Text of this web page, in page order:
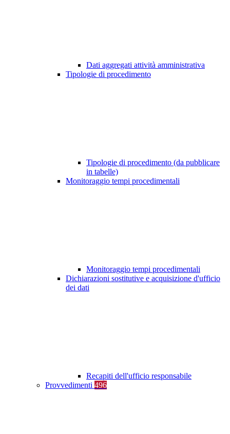
Dati aggregati attività amministrativa
Tipologie di procedimento
Tipologie di procedimento (da pubblicare
in tabelle)
Monitoraggio tempi procedimentali
Monitoraggio tempi procedimentali
Dichiarazioni sostitutive e acquisizione d'ufficio
dei dati
Recapiti dell'ufficio responsabile
Provvedimenti 496